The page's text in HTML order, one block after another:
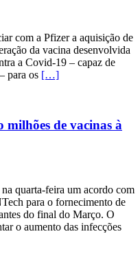
com a Pfizer a aquisição de
da vacina desenvolvida
a Covid-19 – capaz de
para os […]
de vacinas à
quarta-feira um acordo com
para o fornecimento de
do final do Março. O
o aumento das infecções